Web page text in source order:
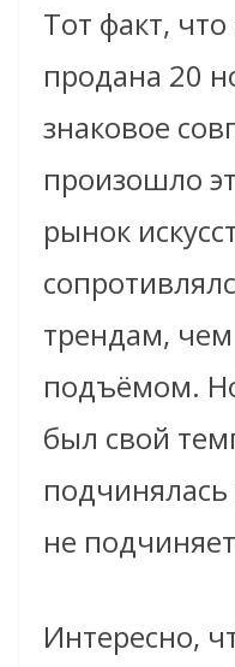
Тот факт,
продана 20
знаковое
произошло
рынок
трендам,
подъёмом.
был свой
не
Интересно,